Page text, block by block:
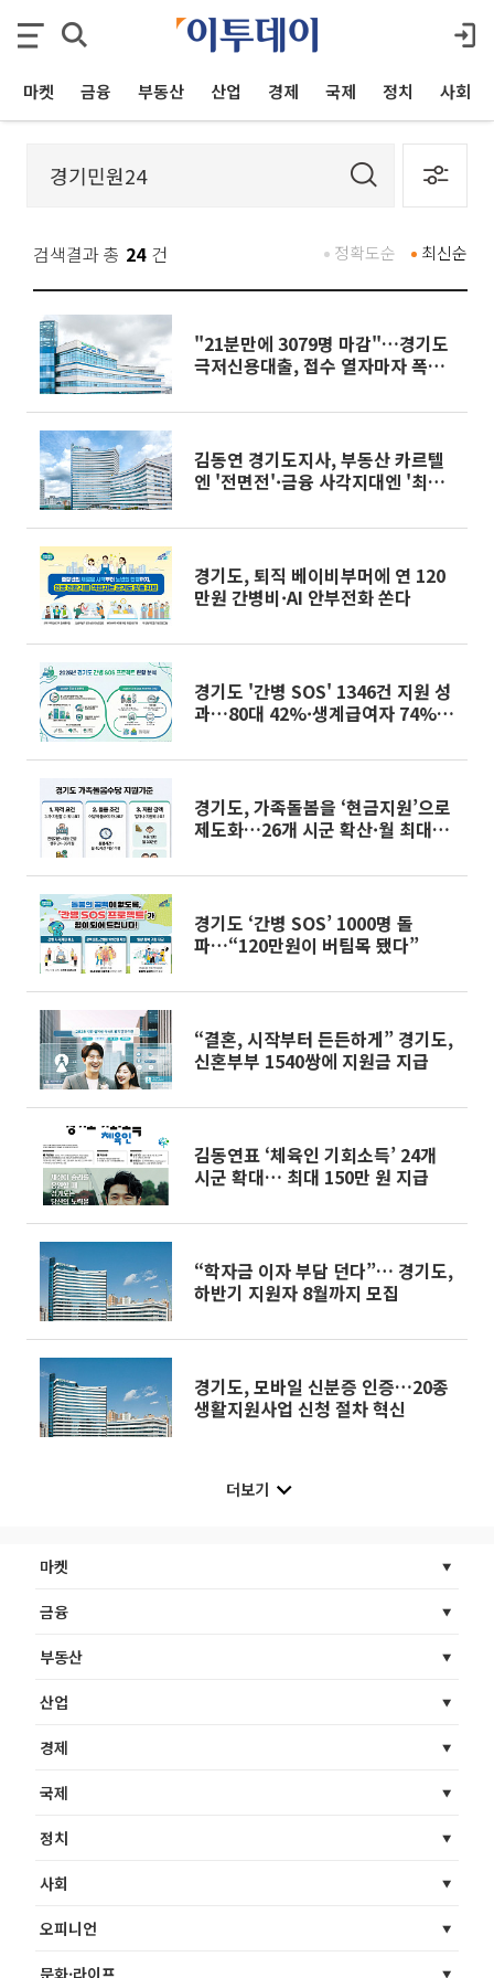
마켓 금융 부동산 산업 경제 국제 정치 사회
검색결과 총 24 건 최신순
정확도순
"21분만에 3079명 마감"…경기도
극저신용대출, 접수 열자마자 폭주
김동연 경기도지사, 부동산 카르텔
엔 '전면전'·금융 사각지대엔 '최후
경기도, 퇴직 베이비부머에 연 120
만원 간병비·AI 안부전화 쏜다
경기도 '간병 SOS' 1346건 지원 성
과…80대 42%·생계급여자 74%
경기도, 가족돌봄을 ‘현금지원’으로
제도화…26개 시군 확산·월 최대
경기도 ‘간병 SOS’ 1000명 돌
파…“120만원이 버팀목 됐다”
“결혼, 시작부터 든든하게” 경기도,
신혼부부 1540쌍에 지원금 지급
김동연표 ‘체육인 기회소득’ 24개
시군 확대… 최대 150만 원 지급
“학자금 이자 부담 던다”… 경기도,
하반기 지원자 8월까지 모집
경기도, 모바일 신분증 인증…20종
생활지원사업 신청 절차 혁신
더보기
마켓
금융
부동산
산업
경제
국제
정치
사회
오피니언
문화·라이프